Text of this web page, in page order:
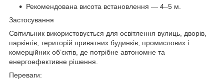
Рекомендована висота встановлення — 4–5 м.
Застосування
Світильник використовується для освітлення вулиць, дворів,
паркінгів, територій приватних будинків, промислових і
комерційних об’єктів, де потрібне автономне та
енергоефективне рішення.
Переваги: